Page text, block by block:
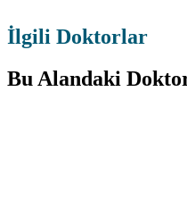
İlgili Doktorlar
Bu Alandaki